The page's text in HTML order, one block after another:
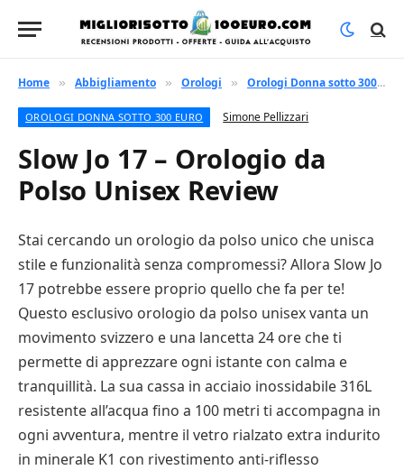
Home » Abbigliamento » Orologi » Orologi Donna sotto 300 euro
OROLOGI DONNA SOTTO 300 EURO Simone Pellizzari
Slow Jo 17 – Orologio da
Polso Unisex Review
Stai cercando un orologio da polso unico che unisca
stile e funzionalità senza compromessi? Allora Slow Jo
17 potrebbe essere proprio quello che fa per te!
Questo esclusivo orologio da polso unisex vanta un
movimento svizzero e una lancetta 24 ore che ti
permette di apprezzare ogni istante con calma e
tranquillità. La sua cassa in acciaio inossidabile 316L
resistente all’acqua fino a 100 metri ti accompagna in
ogni avventura, mentre il vetro rialzato extra indurito
in minerale K1 con rivestimento anti-riflesso